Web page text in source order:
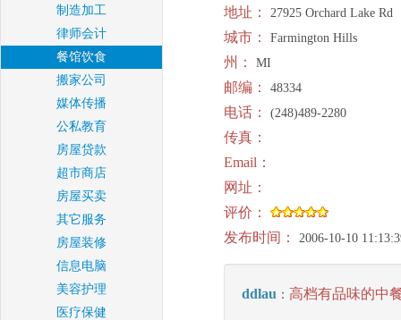
制造加工
律师会计
餐馆饮食
搬家公司
媒体传播
公私教育
房屋贷款
超市商店
房屋买卖
其它服务
房屋装修
信息电脑
美容护理
医疗保健
地址： 27925 Orchard Lake Rd
城市： Farmington Hills
州： MI
邮编： 48334
电话： (248)489-2280
传真：
Email：
网址：
评价：
发布时间：
2006-10-10
ddlau ： 高档有品味的中